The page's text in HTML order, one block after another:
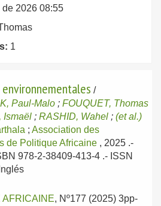
2026 08:55
1
/
Paul-Malo ; FOUQUET, Thomas
Ismaël ; RASHID, Wahel ; (et al.)
; Association des
de Politique Africaine , 2025 .-
978-2-38409-413-4 .- ISSN
AFRICAINE, Nº177 (2025) 3pp-